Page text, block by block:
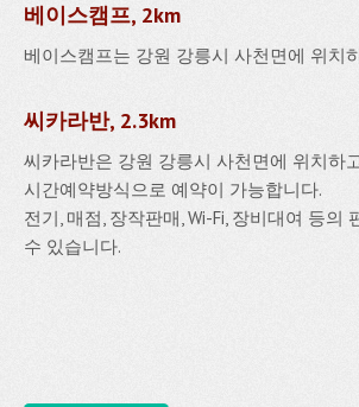
베이스캠프, 2km
베이스캠프는 강원 강릉시 사천면에 위치
씨카라반, 2.3km
씨카라반은 강원 강릉시 사천면에 위치하
시간예약방식으로 예약이 가능합니다.
전기, 매점, 장작판매, Wi-Fi, 장비대여 등의
수 있습니다.